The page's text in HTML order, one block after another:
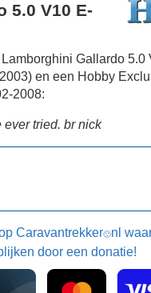
5.0 V10 E-
Gallardo 5.0
en een Hobby
2008:
ever tried. br nick
Caravantrekker🙂nl
door een donatie!